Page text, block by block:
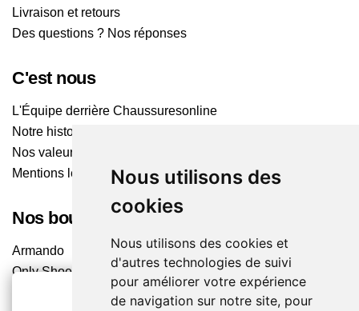
Nous utilisons des
cookies
Nous utilisons des cookies et
d'autres technologies de suivi
pour améliorer votre expérience
de navigation sur notre site, pour
Livraison et retours
Des questions ? Nos réponses
C'est nous
L'Équipe derrière Chaussuresonline
Notre histoire
Nos valeurs
Mentions légales
Nos boutiques
Armando
Only Shoes